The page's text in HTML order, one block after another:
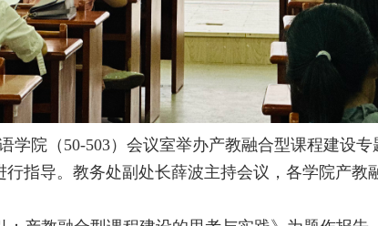
学院（50-503）会议室举办产教融合型课程建设
指导。教务处副处长薛波主持会议，各学院产教